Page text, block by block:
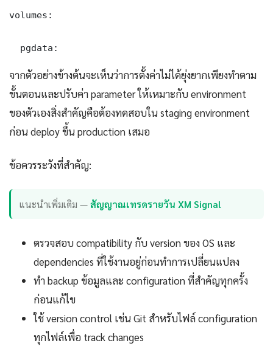
volumes:
  pgdata:
จากตัวอย่างข้างต้นจะเห็นว่าการตั้งค่าไม่ได้ยุ่งยากเพียงทำตาม
ขั้นตอนและปรับค่า parameter ให้เหมาะกับ environment
ของตัวเองสิ่งสำคัญคือต้องทดสอบใน staging environment
ก่อน deploy ขึ้น production เสมอ
ข้อควรระวังที่สำคัญ:
แนะนำเพิ่มเติม —สัญญาณเทรดรายวัน XM Signal
ตรวจสอบ compatibility กับ version ของ OS และ
dependencies ที่ใช้งานอยู่ก่อนทำการเปลี่ยนแปลง
ทำ backup ข้อมูลและ configuration ที่สำคัญทุกครั้ง
ก่อนแก้ไข
ใช้ version control เช่น Git สำหรับไฟล์ configuration
ทุกไฟล์เพื่อ track changes